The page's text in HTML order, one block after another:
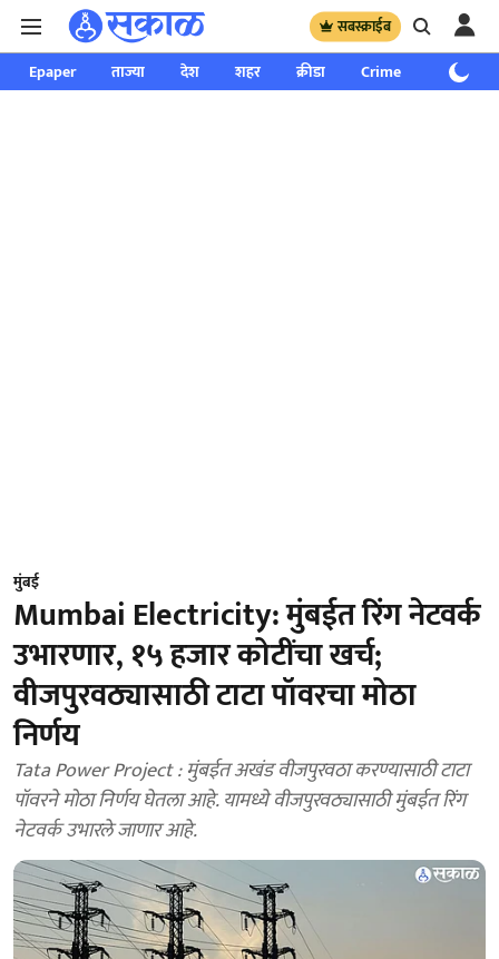
सबस्क्राईब
Epaper ताज्या देश शहर क्रीडा Crime साप्ताहिक
मुंबई
Mumbai Electricity: मुंबईत रिंग नेटवर्क
उभारणार, १५ हजार कोटींचा खर्च;
वीजपुरवठ्यासाठी टाटा पॉवरचा मोठा
निर्णय
Tata Power Project : मुंबईत अखंड वीजपुरवठा करण्यासाठी टाटा
पॉवरने मोठा निर्णय घेतला आहे. यामध्ये वीजपुरवठ्यासाठी मुंबईत रिंग
नेटवर्क उभारले जाणार आहे.